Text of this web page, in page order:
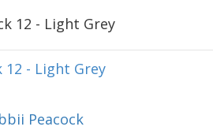
12 - Light Grey
12 - Light Grey
Peacock